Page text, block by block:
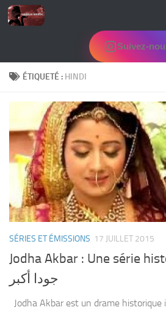
Skip to content
Suivez-
ÉTIQUETÉ : HINDI
SÉRIES ET ÉMISSIONS 17 JUILLET 2015
Jodha Akbar : Une série
جودا أكبر
Jodha Akbar est un drame historique